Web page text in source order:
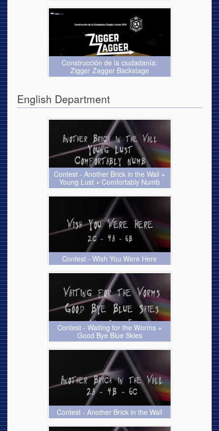
Construcción de la ciudadanía:
Zigger Zagger Backstage
English Department
Contest - Another Brick in the Wall +
Young Lust + Comfortably Numb
Contest - Wish You Were Here
Contest - Waiting for the Worms +
Good Bye Blue Skies
Contest - Another Brick in the Wall